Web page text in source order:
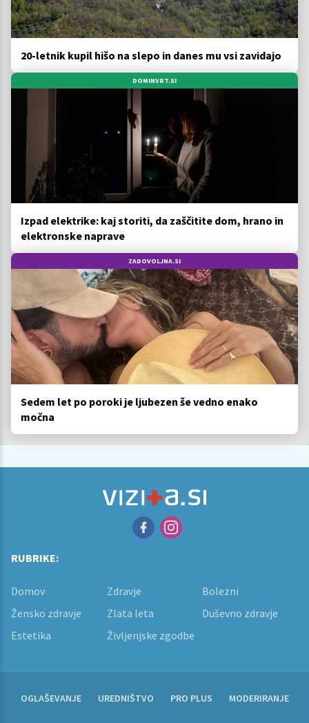
20-letnik kupil hišo na slepo in danes mu vsi zavidajo
DOMINVRT.SI
Izpad elektrike: kaj storiti, da zaščitite dom, hrano in
elektronske naprave
ZADOVOLJNA.SI
Sedem let po poroki je ljubezen še vedno enako
močna
RUBRIKE:
Domov Zdravje
Bolezni
Žensko zdravje
Zlata leta
Duševno zdravje
Estetika
Življenjske zgodbe
OGLAŠEVANJE UREDNIŠTVO PRO PLUS MODERIRANJE